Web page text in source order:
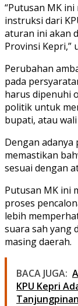
“Putusan MK
instruksi dari
aturan ini akan
Provinsi Kepri,”
Perubahan
pada
harus dipenuhi
politik untuk
bupati, atau
Dengan adanya
memastikan
sesuai dengan
Putusan MK ini
proses
lebih
suara sah yang
masing daerah.
BACA JUGA:
KPU Kepri